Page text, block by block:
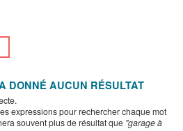
DONNÉ AUCUN RÉSULTAT
expressions pour rechercher chaque mot
souvent plus de résultat que "garage à